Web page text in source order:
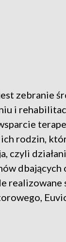
zebranie
i
rodzin,
czyli
realizowane